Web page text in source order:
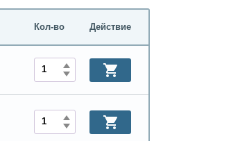
Кол-во Действие